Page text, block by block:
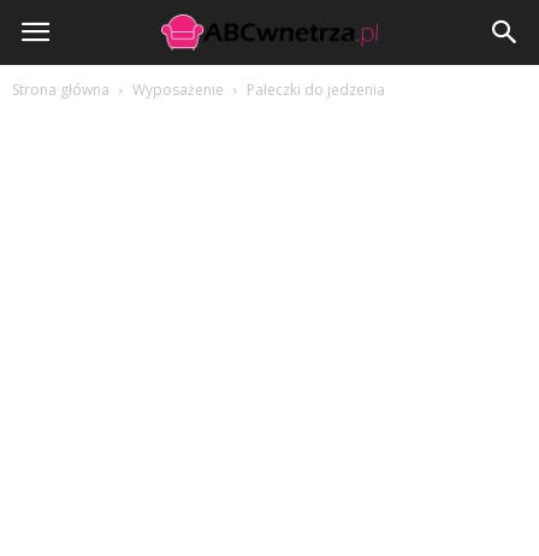
ABCwnetrza.pl
Strona główna Wyposażenie Pałeczki do jedzenia